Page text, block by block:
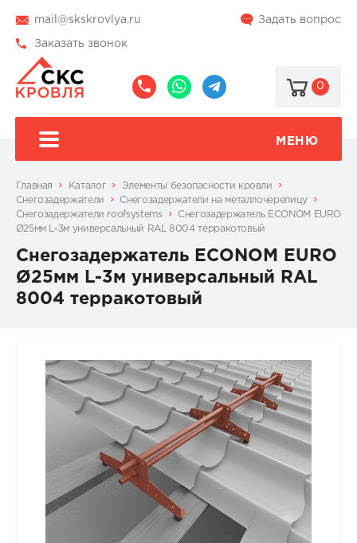
mail@skskrovlya.ru Задать вопрос
Заказать звонок
0
МЕНЮ
Главная Каталог
Элементы безопасности кровли
Снегозадержатели
Снегозадержатели на металлочерепицу
Снегозадержатели roofsystems
Снегозадержатель ECONOM EURO
Ø25мм L-3м универсальный RAL 8004 терракотовый
Снегозадержатель ECONOM EURO
Ø25мм L-3м универсальный RAL
8004 терракотовый